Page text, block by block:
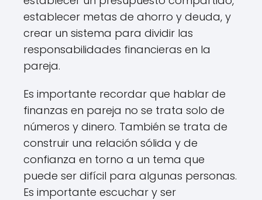
establecer metas de ahorro y deuda, y
crear un sistema para dividir las
responsabilidades financieras en la
pareja.
Es importante recordar que hablar de
finanzas en pareja no se trata solo de
números y dinero. También se trata de
construir una relación sólida y de
confianza en torno a un tema que
puede ser difícil para algunas personas.
Es importante escuchar y ser